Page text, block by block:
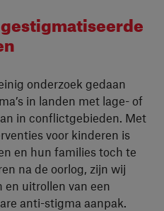
onderzoek gedaan
in landen met lage- of
in conflictgebieden. Met
voor kinderen is
en hun families toch te
na de oorlog, zijn wij
uitrollen van een
anti-stigma aanpak.